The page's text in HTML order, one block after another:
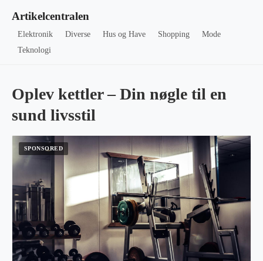
Artikelcentralen
Elektronik Diverse Hus og Have Shopping
Mode
Teknologi
Oplev kettler – Din nøgle til en
sund livsstil